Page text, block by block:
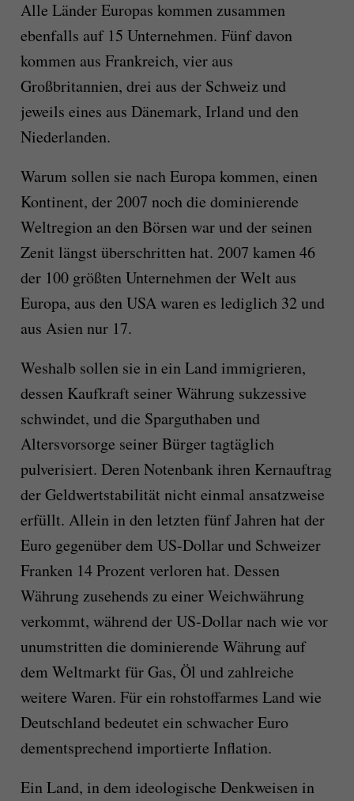
Alle Länder Europas kommen zusammen
ebenfalls auf 15 Unternehmen. Fünf davon
kommen aus Frankreich, vier aus
Großbritannien, drei aus der Schweiz und
jeweils eines aus Dänemark, Irland und den
Niederlanden.
Warum sollen sie nach Europa kommen, einen
Kontinent, der 2007 noch die dominierende
Weltregion an den Börsen war und der seinen
Zenit längst überschritten hat. 2007 kamen 46
der 100 größten Unternehmen der Welt aus
Europa, aus den USA waren es lediglich 32 und
aus Asien nur 17.
Weshalb sollen sie in ein Land immigrieren,
dessen Kaufkraft seiner Währung sukzessive
schwindet, und die Sparguthaben und
Altersvorsorge seiner Bürger tagtäglich
pulverisiert. Deren Notenbank ihren Kernauftrag
der Geldwertstabilität nicht einmal ansatzweise
erfüllt. Allein in den letzten fünf Jahren hat der
Euro gegenüber dem US-Dollar und Schweizer
Franken 14 Prozent verloren hat. Dessen
Währung zusehends zu einer Weichwährung
verkommt, während der US-Dollar nach wie vor
unumstritten die dominierende Währung auf
dem Weltmarkt für Gas, Öl und zahlreiche
weitere Waren. Für ein rohstoffarmes Land wie
Deutschland bedeutet ein schwacher Euro
dementsprechend importierte Inflation.
Ein Land, in dem ideologische Denkweisen in